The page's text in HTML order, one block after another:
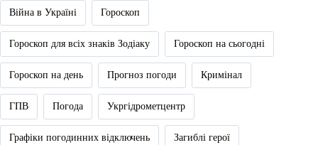
Війна в Україні Гороскоп
Гороскоп для всіх знаків Зодіаку Гороскоп на сьогодні
Гороскоп на день Прогноз погоди Кримінал
ГПВ Погода Укргідрометцентр
Графіки погодинних відключень Загиблі герої